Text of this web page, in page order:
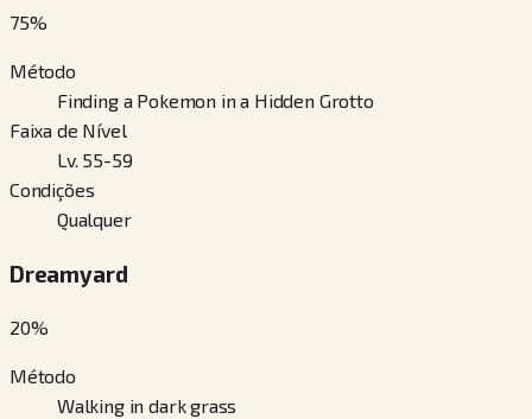
75%
Método
Finding a Pokemon in a Hidden Grotto
Faixa de Nível
Lv. 55-59
Condições
Qualquer
Dreamyard
20%
Método
Walking in dark grass